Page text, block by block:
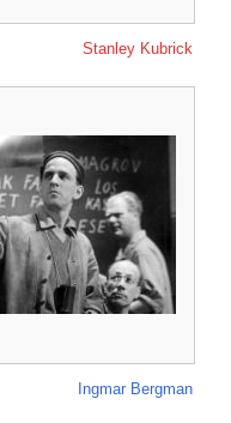
Stanley Kubrick
Ingmar Bergman